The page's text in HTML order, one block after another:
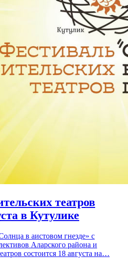
театров
в Кутулике
в аистовом гнезде» с
Аларского района и
состоится 18 августа на…